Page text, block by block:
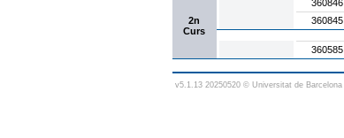
2n
Curs
360846
360845
360585
v5.1.13 20250520 © Universitat de Barcelona